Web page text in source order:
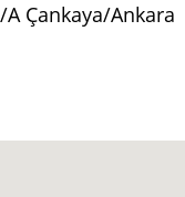
Çankaya/Ankara